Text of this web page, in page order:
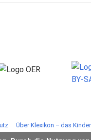
Über Klexikon – das